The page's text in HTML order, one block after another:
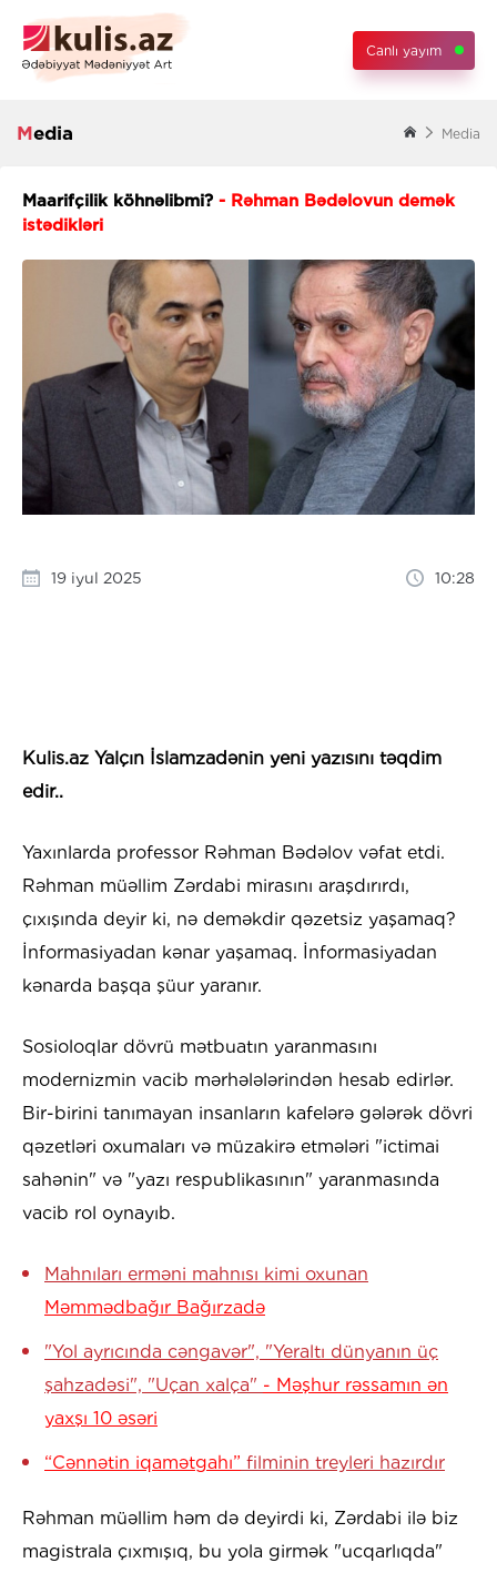
Canlı yayım
Media Media
Maarifçilik köhnəlibmi? - Rəhman Bədəlovun demək
istədikləri
19 iyul 2025 10:28
Kulis.az Yalçın İslamzadənin yeni yazısını təqdim
edir..
Yaxınlarda professor Rəhman Bədəlov vəfat etdi.
Rəhman müəllim Zərdabi mirasını araşdırırdı,
çıxışında deyir ki, nə deməkdir qəzetsiz yaşamaq?
İnformasiyadan kənar yaşamaq. İnformasiyadan
kənarda başqa şüur yaranır.
Sosioloqlar dövrü mətbuatın yaranmasını
modernizmin vacib mərhələlərindən hesab edirlər.
Bir-birini tanımayan insanların kafelərə gələrək dövri
qəzetləri oxumaları və müzakirə etmələri "ictimai
sahənin" və "yazı respublikasının" yaranmasında
vacib rol oynayıb.
Mahnıları erməni mahnısı kimi oxunan
Məmmədbağır Bağırzadə
"Yol ayrıcında cəngavər", "Yeraltı dünyanın üç
şahzadəsi", "Uçan xalça" - Məşhur rəssamın ən
yaxşı 10 əsəri
“Cənnətin iqamətgahı” filminin treyleri hazırdır
Rəhman müəllim həm də deyirdi ki, Zərdabi ilə biz
magistrala çıxmışıq, bu yola girmək "ucqarlıqda"